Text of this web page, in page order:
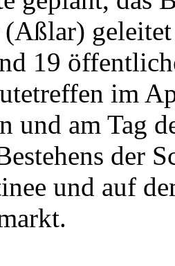
(Aßlar)
19
im
und am Tag
der
und auf